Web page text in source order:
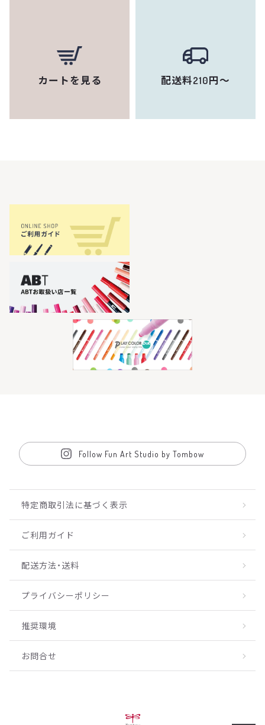
カートを見る 配送料210円～
Follow Fun Art Studio by Tombow
特定商取引法に基づく表示
ご利用ガイド
配送方法・送料
プライバシーポリシー
推奨環境
お問合せ